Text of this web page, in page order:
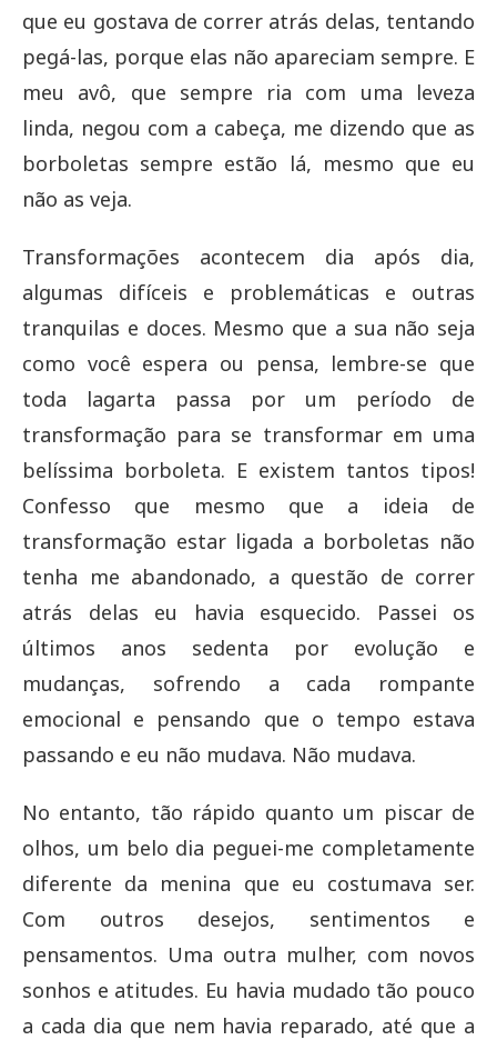
que eu gostava de correr atrás delas, tentando
pegá-las, porque elas não apareciam sempre. E
meu avô, que sempre ria com uma leveza
linda, negou com a cabeça, me dizendo que as
borboletas sempre estão lá, mesmo que eu
não as veja.
Transformações acontecem dia após dia,
algumas difíceis e problemáticas e outras
tranquilas e doces. Mesmo que a sua não seja
como você espera ou pensa, lembre-se que
toda lagarta passa por um período de
transformação para se transformar em uma
belíssima borboleta. E existem tantos tipos!
Confesso que mesmo que a ideia de
transformação estar ligada a borboletas não
tenha me abandonado, a questão de correr
atrás delas eu havia esquecido. Passei os
últimos anos sedenta por evolução e
mudanças, sofrendo a cada rompante
emocional e pensando que o tempo estava
passando e eu não mudava. Não mudava.
No entanto, tão rápido quanto um piscar de
olhos, um belo dia peguei-me completamente
diferente da menina que eu costumava ser.
Com outros desejos, sentimentos e
pensamentos. Uma outra mulher, com novos
sonhos e atitudes. Eu havia mudado tão pouco
a cada dia que nem havia reparado, até que a